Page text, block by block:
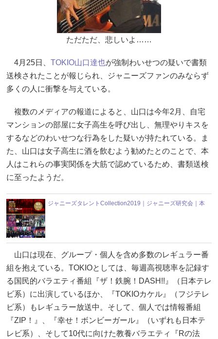
ただただ、悲しいよ……
4月25日、 TOKIO山口達也が強制わいせつの疑いで書類
送検されたことが報じられ、ジャニーズファンのみならず
多くの人に衝撃を与えている。
複数のメディアの報道によると、山口は今年2月、自宅
マンションの部屋に女子高生を呼び出し、無理やりキスを
するなどのわいせつな行為をした疑いが持たれている。ま
た、山口は女子高生に酒を飲むよう勧めたとのことで、本
人はこれらの事実関係を大筋で認めているため、書類送検
に至ったようだ。
ジャニーズタレントCollection2019｜ジャニーズ研究会｜本
山口は現在、グループ・個人を含め多数のレギュラー番
組を抱えている。TOKIOとしては、毎週高視聴率を記録す
る国民的バラエティ番組『ザ！鉄腕！DASH!!』（日本テレ
ビ系）に出演しているほか、『TOKIOカケル』（フジテレ
ビ系）もレギュラー放送中。そして、個人では情報番組
『ZIP！』、『幸せ！ボンビーガール』（いずれも日本テ
レビ系）、そして10代に向けた教養バラエティ『Rの法